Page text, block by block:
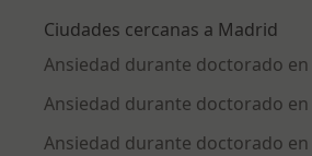
Ciudades cercanas a Madrid
Ansiedad durante doctorado en
Ansiedad durante doctorado
Ansiedad durante doctorado en